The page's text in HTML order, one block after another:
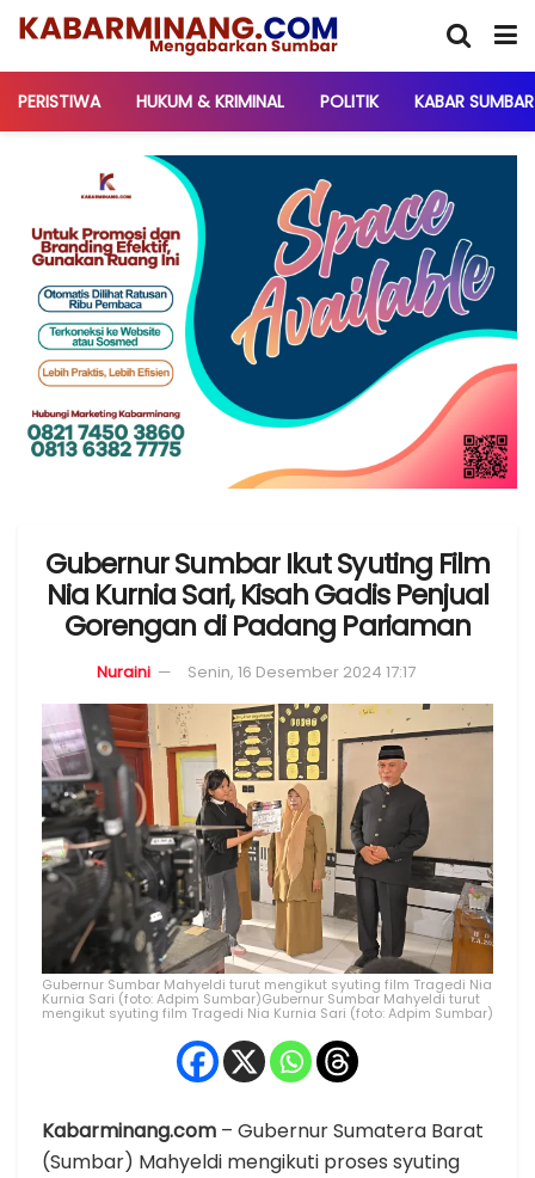
PERISTIWA HUKUM & KRIMINAL POLITIK KABAR SUMBAR
Gubernur Sumbar Ikut Syuting Film
Nia Kurnia Sari, Kisah Gadis Penjual
Gorengan di Padang Pariaman
Nuraini Senin, 16 Desember 2024 17:17
Gubernur Sumbar Mahyeldi turut mengikut syuting film Tragedi Nia
Kurnia Sari (foto: Adpim Sumbar)Gubernur Sumbar Mahyeldi turut
mengikut syuting film Tragedi Nia Kurnia Sari (foto: Adpim Sumbar)
Kabarminang.com – Gubernur Sumatera Barat
(Sumbar) Mahyeldi mengikuti proses syuting